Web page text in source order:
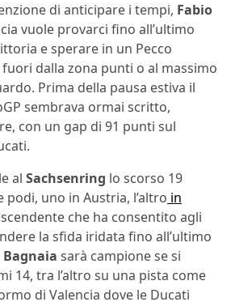
di anticipare i tempi, Fabio
vuole provarci fino all’ultimo
e sperare in un Pecco
dalla zona punti o al massimo
Prima della pausa estiva il
sembrava ormai scritto,
con un gap di 91 punti sul
al Sachsenring lo scorso 19
uno in Austria, l’altro in
che ha consentito agli
la sfida iridata fino all’ultimo
Bagnaia sarà campione se si
14, tra l’altro su una pista come
di Valencia dove le Ducati